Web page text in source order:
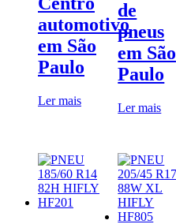
automotivo
em São
Paulo
Ler mais
de
pneus
em São
Paulo
Ler mais